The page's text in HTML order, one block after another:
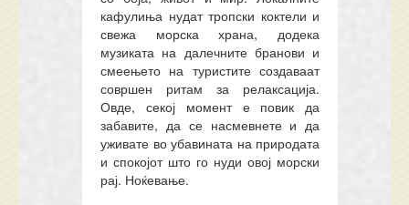
кафулиња нудат тропски коктели и
свежа морска храна, додека
музиката на далечните бранови и
смеењето на туристите создаваат
совршен ритам за релаксација.
Овде, секој момент е повик да
забавите, да се насмевнете и да
уживате во убавината на природата
и спокојот што го нуди овој морски
рај. Ноќевање.